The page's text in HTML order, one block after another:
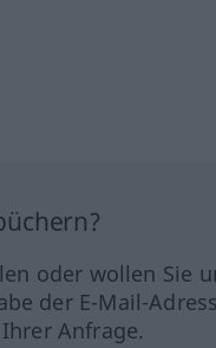
oder wollen Sie
der E-Mail-
Anfrage.